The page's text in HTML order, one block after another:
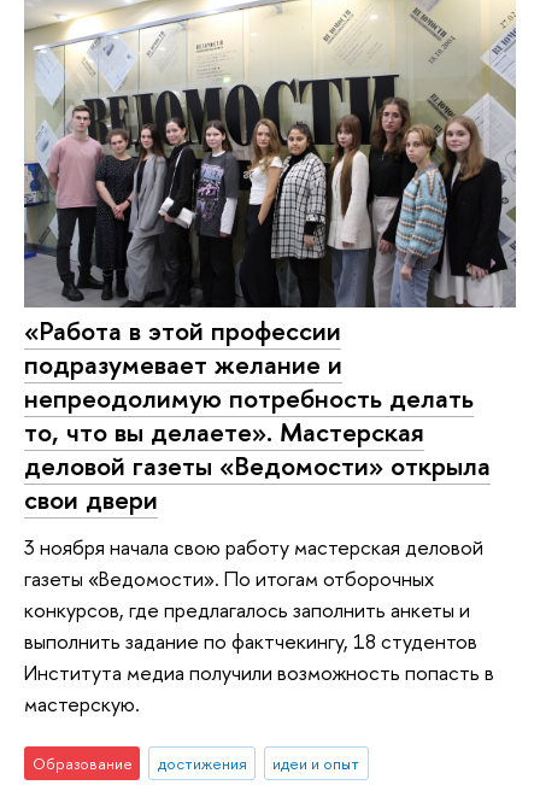
«Работа в этой профессии
подразумевает желание и
непреодолимую потребность делать
то, что вы делаете». Мастерская
деловой газеты «Ведомости» открыла
свои двери
3 ноября начала свою работу мастерская деловой
газеты «Ведомости». По итогам отборочных
конкурсов, где предлагалось заполнить анкеты и
выполнить задание по фактчекингу, 18 студентов
Института медиа получили возможность попасть в
мастерскую.
Образование достижения
идеи и опыт